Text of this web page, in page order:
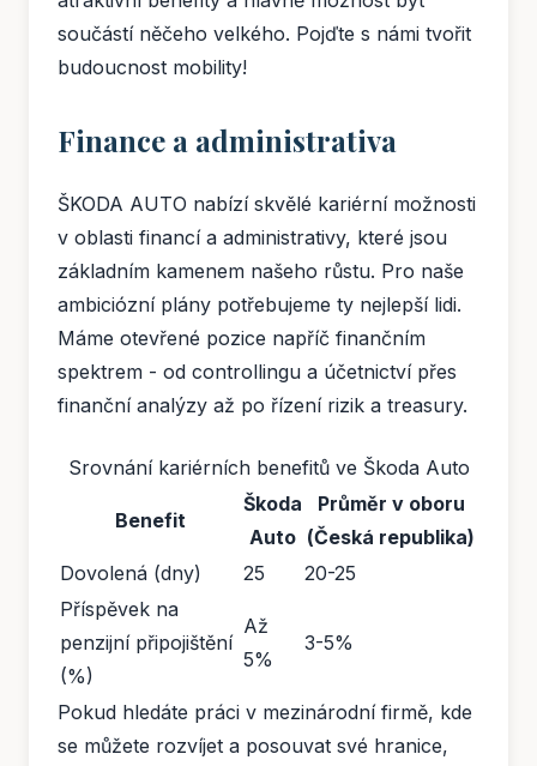
součástí něčeho velkého. Pojďte s námi tvořit
budoucnost mobility!
Finance a administrativa
ŠKODA AUTO nabízí skvělé kariérní možnosti
v oblasti financí a administrativy, které jsou
základním kamenem našeho růstu. Pro naše
ambiciózní plány potřebujeme ty nejlepší lidi.
Máme otevřené pozice napříč finančním
spektrem - od controllingu a účetnictví přes
finanční analýzy až po řízení rizik a treasury.
Srovnání kariérních benefitů ve Škoda Auto
Benefit
Škoda
Auto
Průměr v oboru
(Česká republika)
Dovolená (dny)
25
20-25
Příspěvek na
penzijní připojištění
(%)
Až
5%
3-5%
Pokud hledáte práci v mezinárodní firmě, kde
se můžete rozvíjet a posouvat své hranice,